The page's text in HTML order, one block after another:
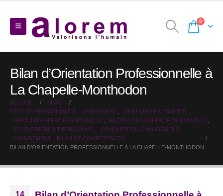
0
Bilan d’Orientation Professionnelle à
La Chapelle-Monthodon
ACCUEIL
BLOG
TEST DE PERSONNALITÉ
ASSESSMENT GESTION DES TALENTS
ORIENTATION PROFESSIONNELLE
RECONVERSION PROFESSIONNELLE
DEVELOPPEMENT PERSONNEL
CONDUITE DU CHANGEMENT
CHANGEMENT
BILAN DE COMPÉTENCES
BILAN D’ORIENTATION PROFESSIONNELLE À LA CHAPELLE-MONTHODON
14